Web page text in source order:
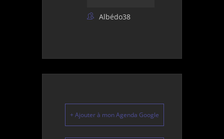
Albédo38
+ Ajouter à mon Agenda Google